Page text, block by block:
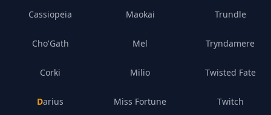
Cassiopeia
Cho'Gath
Corki
Darius
Maokai
Mel
Milio
Miss Fortune
Trundle
Tryndamere
Twisted Fate
Twitch